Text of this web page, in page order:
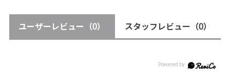
ユーザーレビュー （0） スタッフレビュー （0）